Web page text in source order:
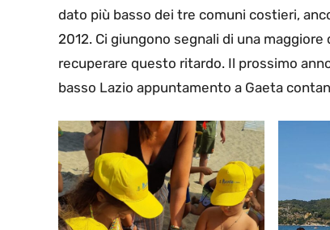
dato più basso dei tre comuni costieri,
2012. Ci giungono segnali di una
recuperare questo ritardo. Il prossimo
basso Lazio appuntamento a Gaeta